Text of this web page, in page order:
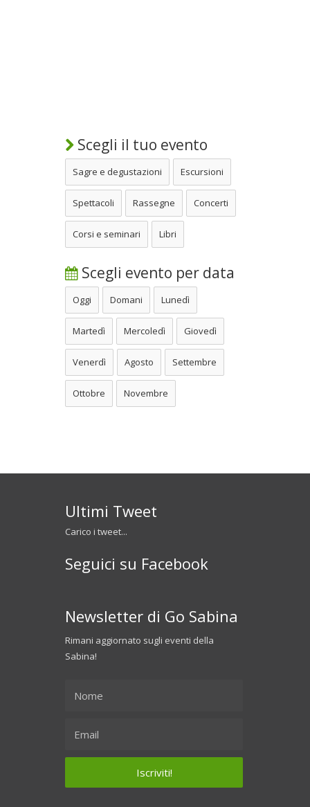
Scegli il tuo evento
Sagre e degustazioni Escursioni
Spettacoli Rassegne Concerti
Corsi e seminari Libri
Scegli evento per data
Oggi Domani Lunedì
Martedì Mercoledì Giovedì
Venerdì Agosto Settembre
Ottobre Novembre
Ultimi Tweet
Carico i tweet...
Seguici su Facebook
Newsletter di Go Sabina
Rimani aggiornato sugli eventi della
Sabina!